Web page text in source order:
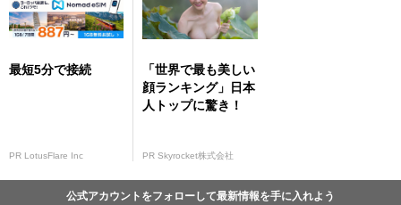
最短5分で接続
PR LotusFlare Inc
「世界で最も美しい
顔ランキング」日本
人トップに驚き！
PR Skyrocket株式会社
公式アカウントをフォローして最新情報を手に入れよう